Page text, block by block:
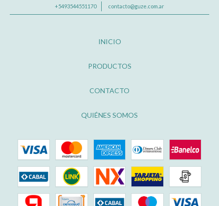
+5493544551170 contacto@guze.com.ar
INICIO
PRODUCTOS
CONTACTO
QUIÉNES SOMOS